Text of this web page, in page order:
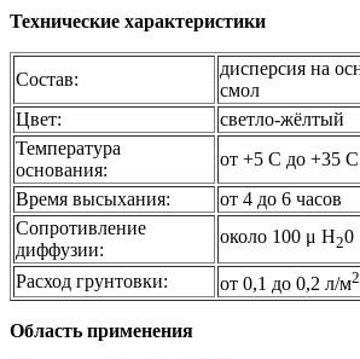
Технические характеристики
Состав:
дисперсия на
смол
Цвет:
светло-жёлтый
Температура
основания:
от +5 С до +35 С
Время высыхания:
от 4 до 6 часов
Сопротивление
диффузии:
около 100 μ Н20
Расход грунтовки: от 0,1 до 0,2 л/м2
Область применения